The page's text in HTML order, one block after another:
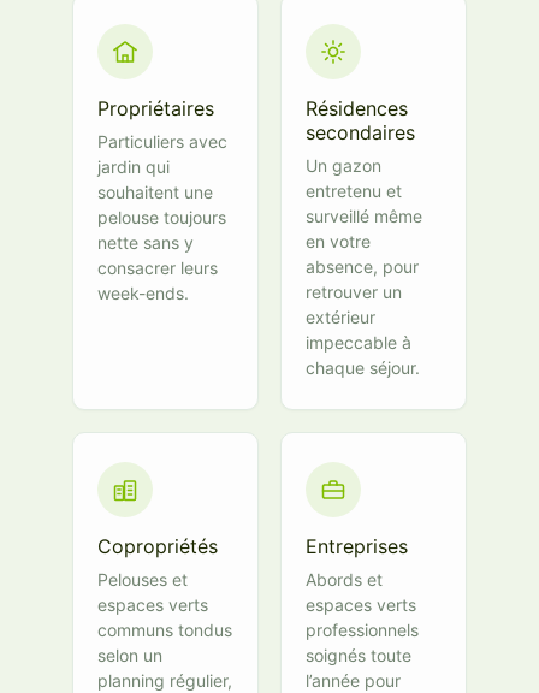
Propriétaires
Particuliers avec
jardin qui
souhaitent une
pelouse toujours
nette sans y
consacrer leurs
week-ends.
Résidences
secondaires
Un gazon
entretenu et
surveillé même
en votre
absence, pour
retrouver un
extérieur
impeccable à
chaque séjour.
Copropriétés
Pelouses et
espaces verts
communs tondus
selon un
planning régulier,
Entreprises
Abords et
espaces verts
professionnels
soignés toute
l’année pour